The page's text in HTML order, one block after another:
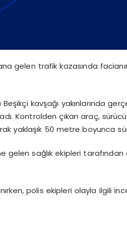
gelen trafik kazasında
kavşağı yakınlarında
Kontrolden çıkan araç,
yaklaşık 50 metre boyunca
gelen sağlık ekipleri
polis ekipleri olayla ilgili